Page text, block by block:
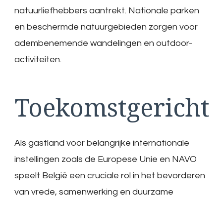
natuurliefhebbers aantrekt. Nationale parken
en beschermde natuurgebieden zorgen voor
adembenemende wandelingen en outdoor-
activiteiten.
Toekomstgericht
Als gastland voor belangrijke internationale
instellingen zoals de Europese Unie en NAVO
speelt België een cruciale rol in het bevorderen
van vrede, samenwerking en duurzame